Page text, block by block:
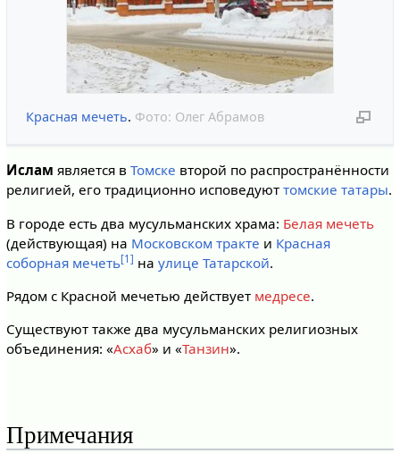
Красная мечеть. Фото: Олег Абрамов
Ислам является в Томске второй по распространённости
религией, его традиционно исповедуют томские татары.
В городе есть два мусульманских храма: Белая мечеть
(действующая) на Московском тракте и Красная
соборная мечеть[1] на улице Татарской.
Рядом с Красной мечетью действует медресе.
Существуют также два мусульманских религиозных
объединения: «Асхаб» и «Танзин».
Примечания